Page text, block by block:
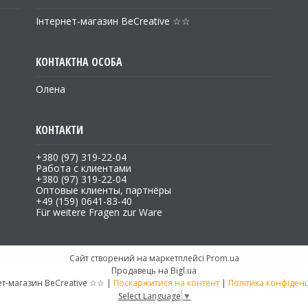
Інтернет-магазин BeCreative ☆☆
Олена
+380 (97) 319-22-04
Работа с клиентами
+380 (97) 319-22-04
Оптовые клиенты, партнёры
+49 (159) 0641-83-40
Für weitere Fragen zur Ware
Сайт створений на маркетплейсі Prom.ua
Продавець на Bigl.ua
Інтернет-магазин BeCreative ☆☆ | Поскаржитися на контент | Політика
Select Language ▼